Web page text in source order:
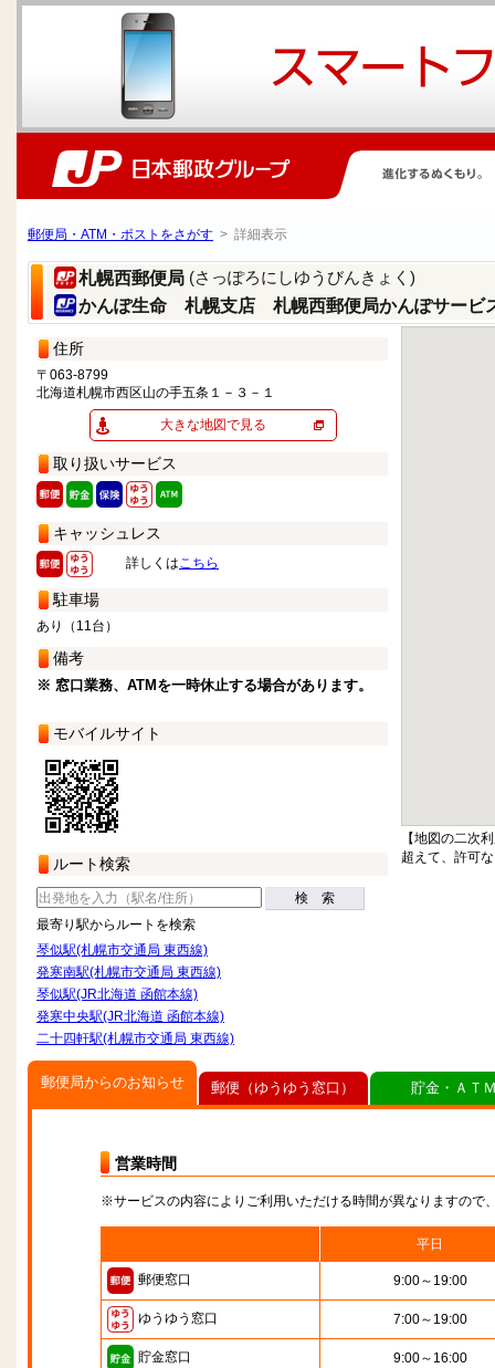
郵便局・ATM・ポストをさがす > 詳細表示
札幌西郵便局 (さっぽろにしゆうびんきょく)
かんぽ生命 札幌支店 札幌西郵便局かんぽサービ
住所
〒063-8799
北海道札幌市西区山の手五条１－３－１
大きな地図で見る
取り扱いサービス
キャッシュレス
詳しくはこちら
駐車場
あり（11台）
備考
※ 窓口業務、ATMを一時休止する場合があります。
モバイルサイト
ルート検索
検 索
最寄り駅からルートを検索
琴似駅(札幌市交通局 東西線)
発寒南駅(札幌市交通局 東西線)
琴似駅(JR北海道 函館本線)
発寒中央駅(JR北海道 函館本線)
二十四軒駅(札幌市交通局 東西線)
【地図の二次
超えて、許可
郵便局からのお知らせ
営業時間
※サービスの内容によりご利用いただける時間が異なりますので
平日
郵便窓口 9:00～19:00
ゆうゆう窓口 7:00～19:00
貯金窓口 9:00～16:00
郵便（ゆうゆう窓口） 貯金・ＡＴ